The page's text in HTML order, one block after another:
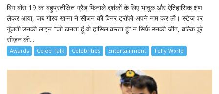
बिग बॉस 19 का बहुप्रतीक्षित ग्रैंड फिनाले दर्शकों के लिए भावुक और ऐतिहासिक क्षण
लेकर आया, जब गौरव खन्ना ने सीज़न की विनर ट्रॉफी अपने नाम कर ली। स्टेज पर
गूंजती उनकी लाइन “जो ठानता हूं वो हासिल करता हूं” न सिर्फ उनकी जीत, बल्कि पूरे
सीज़न की...
Awards Celeb Talk Celebrities Entertainment Telly World